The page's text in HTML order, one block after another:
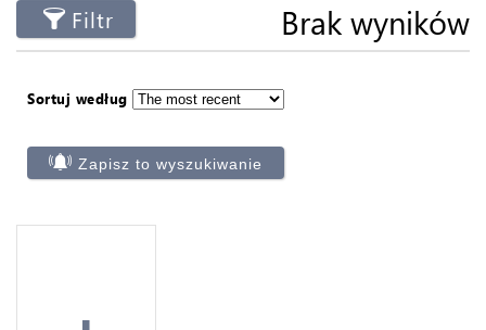
Filtr Brak wyników
Sortuj według
Zapisz to wyszukiwanie